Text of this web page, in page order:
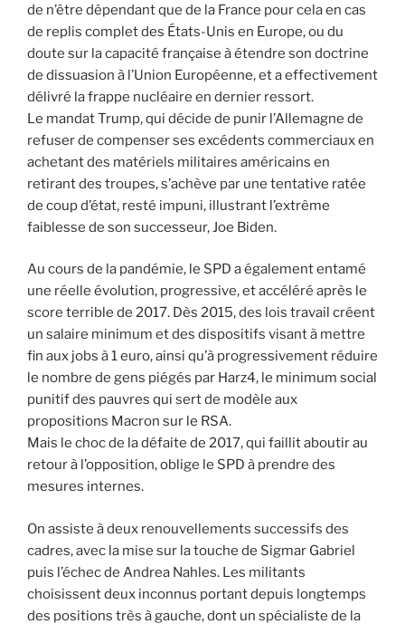
de n’être dépendant que de la France pour cela en cas
de replis complet des États-Unis en Europe, ou du
doute sur la capacité française à étendre son doctrine
de dissuasion à l’Union Européenne, et a effectivement
délivré la frappe nucléaire en dernier ressort.
Le mandat Trump, qui décide de punir l’Allemagne de
refuser de compenser ses excédents commerciaux en
achetant des matériels militaires américains en
retirant des troupes, s’achève par une tentative ratée
de coup d’état, resté impuni, illustrant l’extrême
faiblesse de son successeur, Joe Biden.
Au cours de la pandémie, le SPD a également entamé
une réelle évolution, progressive, et accéléré après le
score terrible de 2017. Dès 2015, des lois travail créent
un salaire minimum et des dispositifs visant à mettre
fin aux jobs à 1 euro, ainsi qu’à progressivement réduire
le nombre de gens piégés par Harz4, le minimum social
punitif des pauvres qui sert de modèle aux
propositions Macron sur le RSA.
Mais le choc de la défaite de 2017, qui faillit aboutir au
retour à l’opposition, oblige le SPD à prendre des
mesures internes.
On assiste à deux renouvellements successifs des
cadres, avec la mise sur la touche de Sigmar Gabriel
puis l’échec de Andrea Nahles. Les militants
choisissent deux inconnus portant depuis longtemps
des positions très à gauche, dont un spécialiste de la